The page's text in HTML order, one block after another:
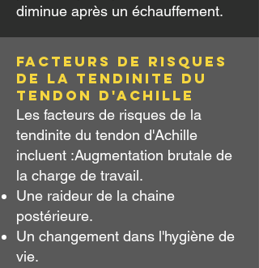
diminue après un échauffement.
Facteurs de risques
de La tendinite du
tendon d'Achille
Les facteurs de risques de la
tendinite du tendon d'Achille
incluent :Augmentation brutale de
la charge de travail.
Une raideur de la chaine
postérieure.
Un changement dans l'hygiène de
vie.